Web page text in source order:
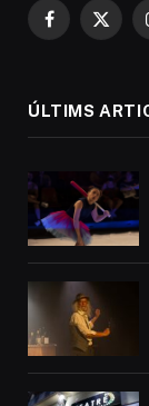
Facebook
X
ÚLTIMS